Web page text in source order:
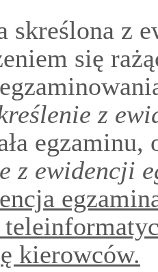
skreślona z
się
z
z ewidencji
kierowców.